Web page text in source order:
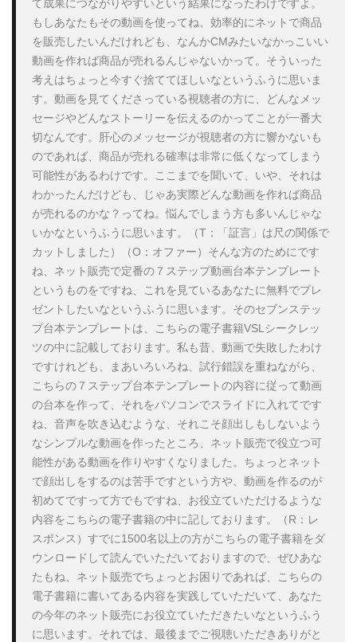
て成果につながりやすいという結果になったわけですよ。
もしあなたもその動画を使ってね、効率的にネットで商品
を販売したいんだけれども、なんかCMみたいなかっこいい
動画を作れば商品が売れるんじゃないかって。そういった
考えはちょっと今すぐ捨ててほしいなというふうに思いま
す。動画を見てくださっている視聴者の方に、どんなメッ
セージやどんなストーリーを伝えるのかってことが一番大
切なんです。肝心のメッセージが視聴者の方に響かないも
のであれば、商品が売れる確率は非常に低くなってしまう
可能性があるわけです。ここまでを聞いて、いや、それは
わかったんだけども、じゃあ実際どんな動画を作れば商品
が売れるのかな？ってね。悩んでしまう方も多いんじゃな
いかなというふうに思います。（T：「証言」は尺の関係で
カットしました）（O：オファー）そんな方のためにです
ね、ネット販売で定番の７ステップ動画台本テンプレート
というものをですね、これを見ているあなたに無料でプレ
ゼントしたいなというふうに思います。そのセブンステッ
プ台本テンプレートは、こちらの電子書籍VSLシークレッ
ツの中に記載しております。私も昔、動画で失敗したわけ
ですけれども、まあいろいろね、試行錯誤を重ねながら、
こちらの７ステップ台本テンプレートの内容に従って動画
の台本を作って、それをパソコンでスライドに入れてです
ね、音声を吹き込むような、それこそ顔出しもしないよう
なシンプルな動画を作ったところ、ネット販売で役立つ可
能性がある動画を作りやすくなりました。ちょっとネット
で顔出しをするのは苦手ですという方や、動画を作るのが
初めてですって方でもですね、お役立ていただけるような
内容をこちらの電子書籍の中に記しております。（R：レ
スポンス）すでに1500名以上の方がこちらの電子書籍をダ
ウンロードして読んでいただいておりますので、ぜひあな
たもね、ネット販売でちょっとお困りであれば、こちらの
電子書籍に書いてある内容を実践していただいて、あなた
の今年のネット販売にお役立ていただきたいなというふう
に思います。それでは、最後までご視聴いただきありがと